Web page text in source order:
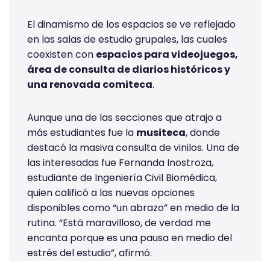
El dinamismo de los espacios se ve reflejado
en las salas de estudio grupales, las cuales
coexisten con espacios para videojuegos,
área de consulta de diarios históricos y
una renovada comiteca.
Aunque una de las secciones que atrajo a
más estudiantes fue la musiteca, donde
destacó la masiva consulta de vinilos. Una de
las interesadas fue Fernanda Inostroza,
estudiante de Ingeniería Civil Biomédica,
quien calificó a las nuevas opciones
disponibles como “un abrazo” en medio de la
rutina. “Está maravilloso, de verdad me
encanta porque es una pausa en medio del
estrés del estudio”, afirmó.